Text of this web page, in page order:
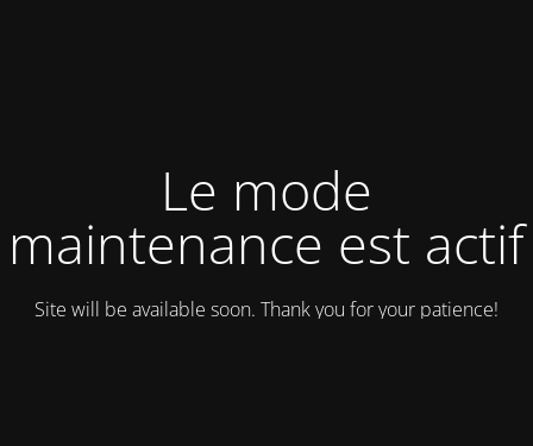
Le mode
maintenance est actif
Site will be available soon. Thank you for your patience!